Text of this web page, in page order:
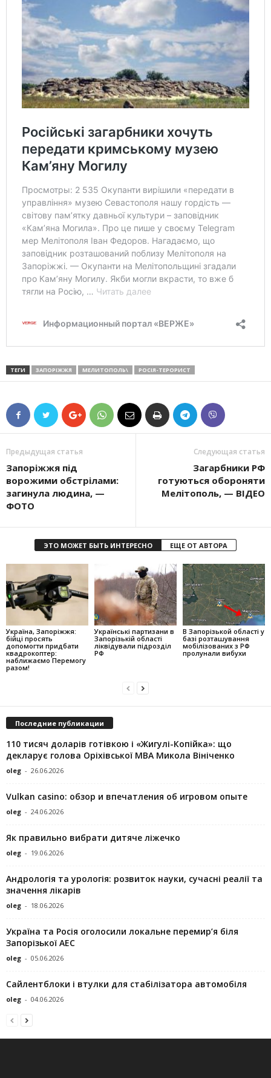
ТЕГИ ЗАПОРІЖЖЯ МЕЛИТОПОЛЬ\ РОСІЯ-ТЕРОРИСТ
Предыдущая статья
Запоріжжя під
ворожими обстрілами:
загинула людина, —
ФОТО
Следующая статья
Загарбники РФ
готуються обороняти
Мелітополь, — ВІДЕО
ЭТО МОЖЕТ БЫТЬ ИНТЕРЕСНО ЕЩЕ ОТ АВТОРА
Україна, Запоріжжя:
бійці просять
допомогти придбати
квадрокоптер:
наближаємо Перемогу
разом!
Українські партизани в
Запорізькій області
ліквідували підрозділ
РФ
В Запорізькой області у
базі розташування
мобілізованих з РФ
пролунали вибухи
Последние публикации
110 тисяч доларів готівкою і «Жигулі-Копійка»: що
декларує голова Оріхівської МВА Микола Вініченко
oleg - 26.06.2026
Vulkan casino: обзор и впечатления об игровом опыте
oleg - 24.06.2026
Як правильно вибрати дитяче ліжечко
oleg - 19.06.2026
Андрологія та урологія: розвиток науки, сучасні реалії та
значення лікарів
oleg - 18.06.2026
Україна та Росія оголосили локальне перемир’я біля
Запорізької АЕС
oleg - 05.06.2026
Сайлентблоки і втулки для стабілізатора автомобіля
oleg - 04.06.2026